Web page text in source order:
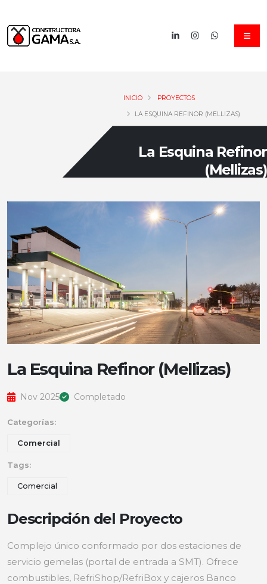
INICIO PROYECTOS
LA ESQUINA REFINOR (MELLIZAS)
La Esquina Refinor
(Mellizas)
La Esquina Refinor (Mellizas)
Nov 2025 Completado
Categorías:
Comercial
Tags:
Comercial
Descripción del Proyecto
Complejo único conformado por dos estaciones de
servicio gemelas (portal de entrada a SMT). Ofrece
combustibles, RefriShop/RefriBox y cajeros Banco